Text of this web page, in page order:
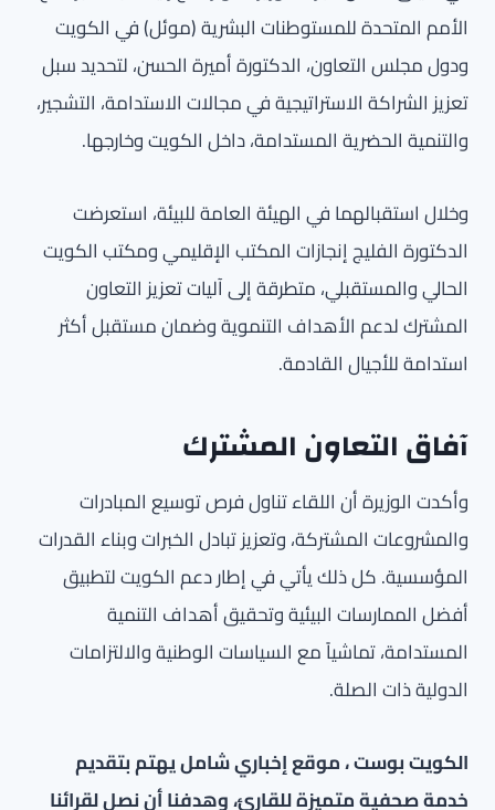
الأمم المتحدة للمستوطنات البشرية (موئل) في الكويت
ودول مجلس التعاون، الدكتورة أميرة الحسن، لتحديد سبل
تعزيز الشراكة الاستراتيجية في مجالات الاستدامة، التشجير،
والتنمية الحضرية المستدامة، داخل الكويت وخارجها.
وخلال استقبالهما في الهيئة العامة للبيئة، استعرضت
الدكتورة الفليج إنجازات المكتب الإقليمي ومكتب الكويت
الحالي والمستقبلي، متطرقة إلى آليات تعزيز التعاون
المشترك لدعم الأهداف التنموية وضمان مستقبل أكثر
استدامة للأجيال القادمة.
آفاق التعاون المشترك
وأكدت الوزيرة أن اللقاء تناول فرص توسيع المبادرات
والمشروعات المشتركة، وتعزيز تبادل الخبرات وبناء القدرات
المؤسسية. كل ذلك يأتي في إطار دعم الكويت لتطبيق
أفضل الممارسات البيئية وتحقيق أهداف التنمية
المستدامة، تماشياً مع السياسات الوطنية والالتزامات
الدولية ذات الصلة.
الكويت بوست ، موقع إخباري شامل يهتم بتقديم
خدمة صحفية متميزة للقارئ، وهدفنا أن نصل لقرائنا